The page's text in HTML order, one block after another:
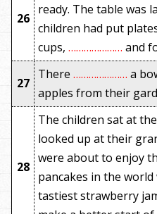
26
ready. The table was
children had put
cups, ………………… and
27
There ………………… a
apples from their
28
The children sat at
looked up at their
were about to enjoy
pancakes in the
tastiest strawberry